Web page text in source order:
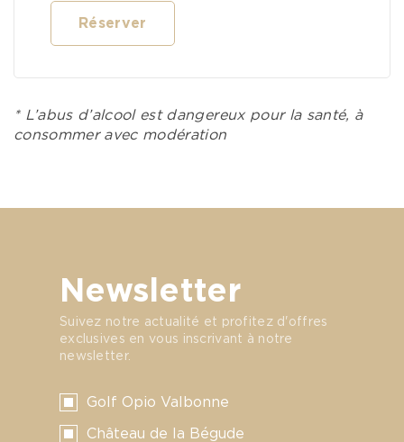
Réserver
* L’abus d’alcool est dangereux pour la santé, à
consommer avec modération
Newsletter
Suivez notre actualité et profitez d'offres
exclusives en vous inscrivant à notre
newsletter.
Golf Opio Valbonne
Château de la Bégude